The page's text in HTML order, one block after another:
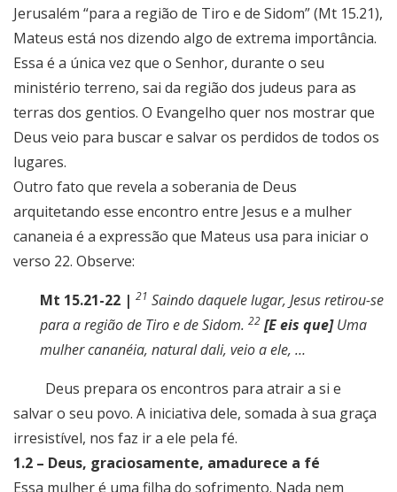
Jerusalém “para a região de Tiro e de Sidom” (Mt 15.21),
Mateus está nos dizendo algo de extrema importância.
Essa é a única vez que o Senhor, durante o seu
ministério terreno, sai da região dos judeus para as
terras dos gentios. O Evangelho quer nos mostrar que
Deus veio para buscar e salvar os perdidos de todos os
lugares.
Outro fato que revela a soberania de Deus
arquitetando esse encontro entre Jesus e a mulher
cananeia é a expressão que Mateus usa para iniciar o
verso 22. Observe:
Mt 15.21-22 | 21 Saindo daquele lugar, Jesus retirou-se
para a região de Tiro e de Sidom. 22 [E eis que]Uma
mulher cananéia, natural dali, veio a ele, …
Deus prepara os encontros para atrair a si e
salvar o seu povo. A iniciativa dele, somada à sua graça
irresistível, nos faz ir a ele pela fé.
1.2 – Deus, graciosamente, amadurece a fé
Essa mulher é uma filha do sofrimento. Nada nem